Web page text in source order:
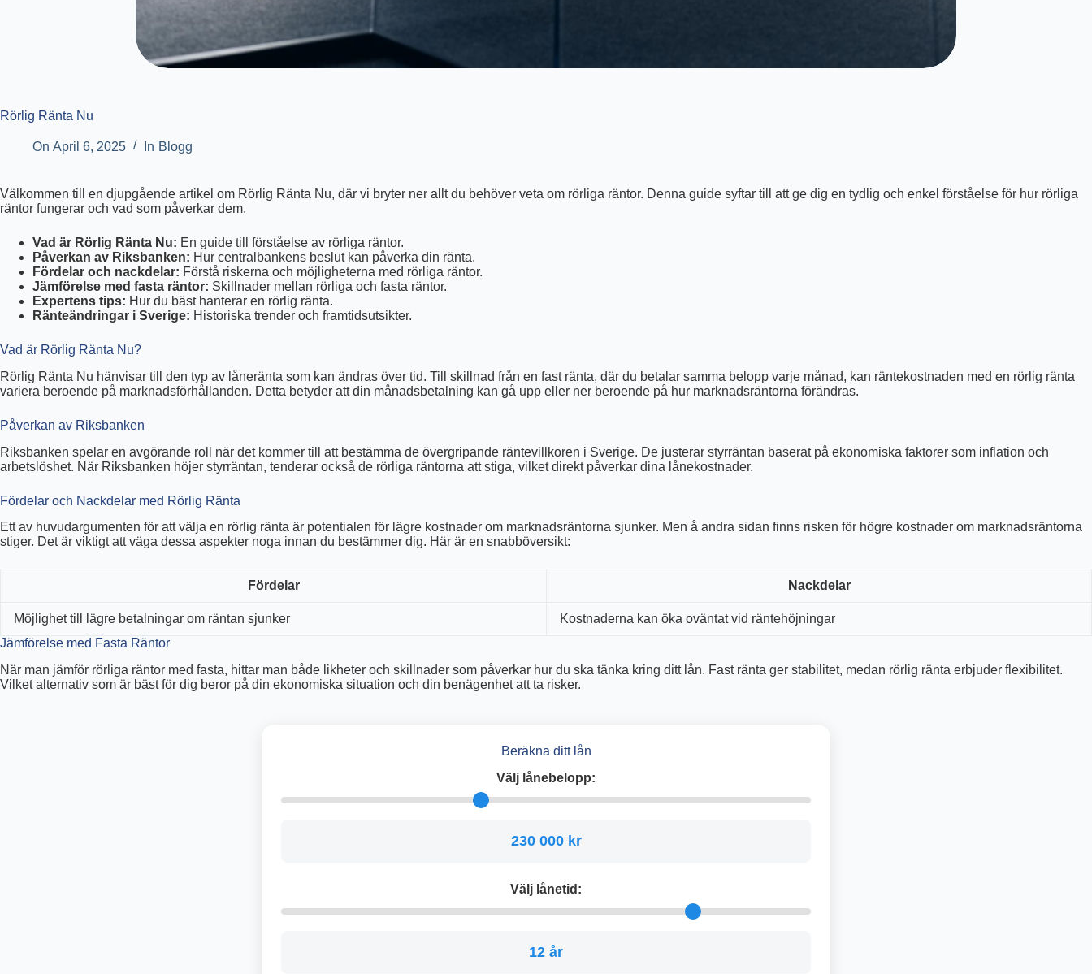
Rörlig Ränta Nu
On April 6, 2025 In Blogg
Välkommen till en djupgående artikel om Rörlig Ränta Nu, där vi bryter ner allt du behöver veta om rörliga räntor. Denna guide syftar till att ge dig en tydlig och enkel förståelse för hur rörliga
räntor fungerar och vad som påverkar dem.
Vad är Rörlig Ränta Nu: En guide till förståelse av rörliga räntor.
Påverkan av Riksbanken: Hur centralbankens beslut kan påverka din ränta.
Fördelar och nackdelar: Förstå riskerna och möjligheterna med rörliga räntor.
Jämförelse med fasta räntor: Skillnader mellan rörliga och fasta räntor.
Expertens tips: Hur du bäst hanterar en rörlig ränta.
Ränteändringar i Sverige: Historiska trender och framtidsutsikter.
Vad är Rörlig Ränta Nu?
Rörlig Ränta Nu hänvisar till den typ av låneränta som kan ändras över tid. Till skillnad från en fast ränta, där du betalar samma belopp varje månad, kan räntekostnaden med en rörlig ränta
variera beroende på marknadsförhållanden. Detta betyder att din månadsbetalning kan gå upp eller ner beroende på hur marknadsräntorna förändras.
Påverkan av Riksbanken
Riksbanken spelar en avgörande roll när det kommer till att bestämma de övergripande räntevillkoren i Sverige. De justerar styrräntan baserat på ekonomiska faktorer som inflation och
arbetslöshet. När Riksbanken höjer styrräntan, tenderar också de rörliga räntorna att stiga, vilket direkt påverkar dina lånekostnader.
Fördelar och Nackdelar med Rörlig Ränta
Ett av huvudargumenten för att välja en rörlig ränta är potentialen för lägre kostnader om marknadsräntorna sjunker. Men å andra sidan finns risken för högre kostnader om marknadsräntorna
stiger. Det är viktigt att väga dessa aspekter noga innan du bestämmer dig. Här är en snabböversikt:
Fördelar Nackdelar
Möjlighet till lägre betalningar om räntan sjunker
Kostnaderna kan öka oväntat vid räntehöjningar
Jämförelse med Fasta Räntor
När man jämför rörliga räntor med fasta, hittar man både likheter och skillnader som påverkar hur du ska tänka kring ditt lån. Fast ränta ger stabilitet, medan rörlig ränta erbjuder flexibilitet.
Vilket alternativ som är bäst för dig beror på din ekonomiska situation och din benägenhet att ta risker.
Beräkna ditt lån
Välj lånebelopp:
230 000 kr
Välj lånetid:
12 år